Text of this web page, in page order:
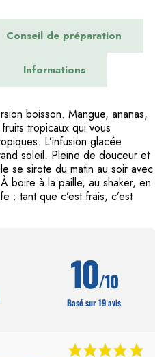
Conseil de préparation
Informations
boisson. Mangue, ananas,
tropicaux qui vous
L’infusion glacée
soleil. Pleine de douceur et
se sirote du matin au soir avec
boire à la paille, au shaker, en
: tant que c’est frais, c’est
10/10
Basé sur 19 avis